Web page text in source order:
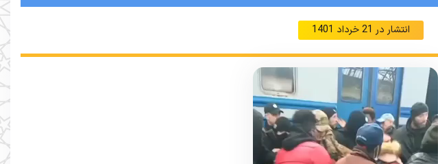
انتشار در 21 خرداد 1401
نمایشگر
ویدیو